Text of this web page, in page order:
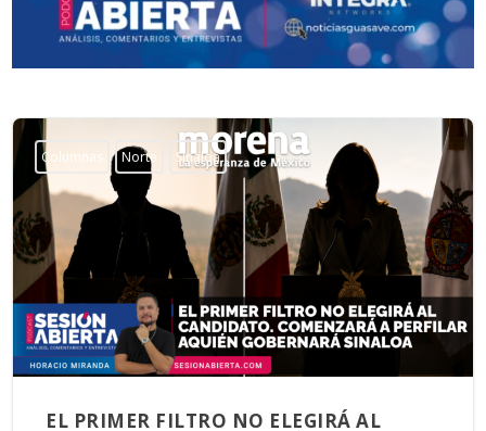
Columnas Norte Sinaloa
EL PRIMER FILTRO NO ELEGIRÁ AL